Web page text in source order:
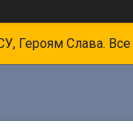
Героям Слава.